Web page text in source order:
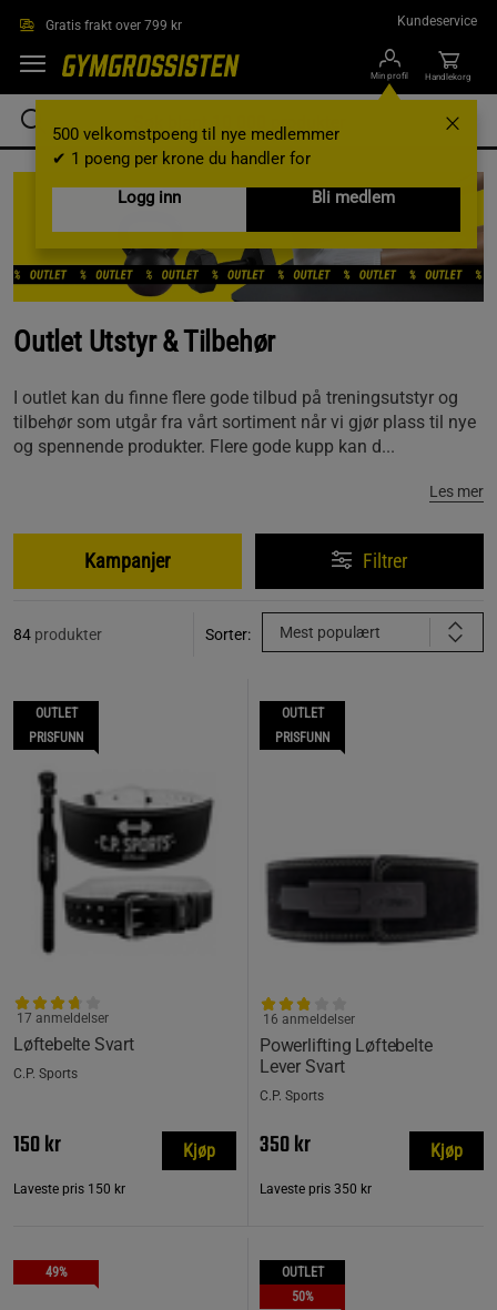
Gratis frakt over 799 kr Kundeservice
Min profil
500 velkomstpoeng til nye medlemmer
✔ 1 poeng per krone du handler for
Logg inn
Bli medlem
Handlekorg
Outlet Utstyr & Tilbehør
I outlet kan du finne flere gode tilbud på treningsutstyr og
tilbehør som utgår fra vårt sortiment når vi gjør plass til nye
og spennende produkter. Flere gode kupp kan d...
Les mer
Kampanjer Filtrer
84 produkter Sorter: Mest populært
OUTLET
PRISFUNN
Løftebelte Svart
17 anmeldelser
C.P. Sports
150 kr
Laveste pris 150 kr
Kjøp
OUTLET
PRISFUNN
Powerlifting Løftebelte
Lever Svart
16 anmeldelser
C.P. Sports
350 kr
Laveste pris 350 kr
Kjøp
49%
OUTLET
50%